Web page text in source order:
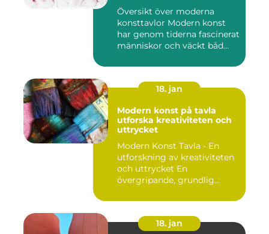
Översikt över moderna
konsttavlor Modern konst
har genom tiderna fascinerat
människor och väckt båd...
18. jan
Modern konst på tavla
utforska kreativiteten och
uttrycket
Modern Konst Tavla - En
utforskning av kreativiteten
och uttrycket En
övergripande, grundlig
18. jan